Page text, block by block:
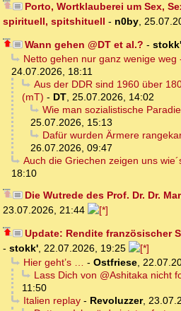
Porto, Wortklauberei um Sex,
spirituell, spitshituell - n0by,
Wann gehen @DT et al.? - stokk'
Netto gehen nur ganz wenige weg
24.07.2026, 18:11
Aus der DDR sind 1960 über
(mT) - DT, 25.07.2026, 14:02
Wie man sozialistische
25.07.2026, 15:13
Dafür wurden Ärmere
26.07.2026, 09:47
Auch die Griechen zeigen uns
18:10
Die Wutrede des Prof. Dr. Dr.
23.07.2026, 21:44
Update: Rendite französischer
- stokk', 22.07.2026, 19:25
Hier geht’s … - Ostfriese,
Lass Dich von @Ashitaka nicht
11:50
Italien replay- Revoluzzer,